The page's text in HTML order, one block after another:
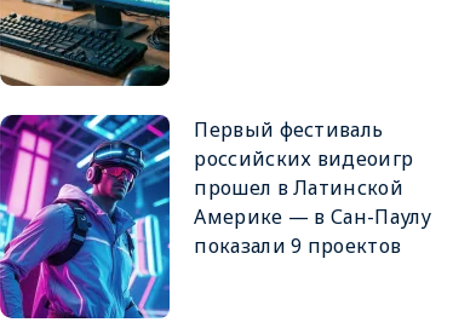
Первый фестиваль
российских видеоигр
прошел в Латинской
Америке — в Сан-Паулу
показали 9 проектов